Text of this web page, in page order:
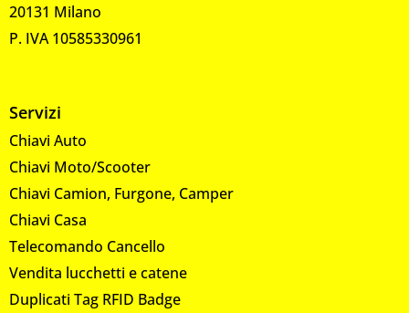
20131 Milano
P. IVA 10585330961
Servizi
Chiavi Auto
Chiavi Moto/Scooter
Chiavi Camion, Furgone, Camper
Chiavi Casa
Telecomando Cancello
Vendita lucchetti e catene
Duplicati Tag RFID Badge